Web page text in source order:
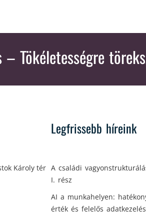
– Tökéletességre
Károly tér
Legfrissebb híreink
A családi
I. rész
AI a munkahelyen:
érték és felelős adatkezelés